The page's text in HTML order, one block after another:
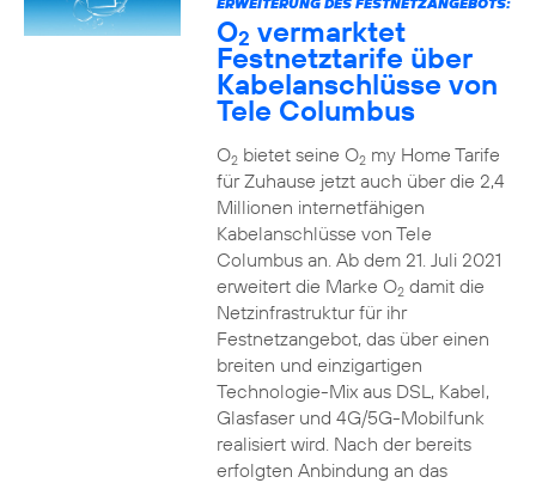
O2 vermarktet
Festnetztarife über
Kabelanschlüsse von
Tele Columbus
O2bietet seine O2my Home Tarife
für Zuhause jetzt auch über die 2,4
Millionen internetfähigen
Kabelanschlüsse von Tele
Columbus an. Ab dem 21. Juli 2021
erweitert die Marke O2damit die
Netzinfrastruktur für ihr
Festnetzangebot, das über einen
breiten und einzigartigen
Technologie-Mix aus DSL, Kabel,
Glasfaser und 4G/5G-Mobilfunk
realisiert wird. Nach der bereits
erfolgten Anbindung an das